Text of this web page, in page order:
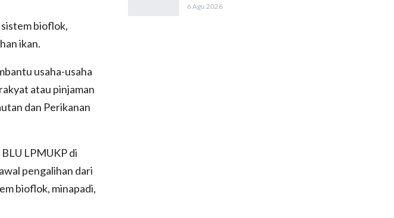
bioflok,
ikan.
usaha-usaha
atau pinjaman
dan Perikanan
LPMUKP di
pengalihan dari
bioflok, minapadi,
6 Agu 2026